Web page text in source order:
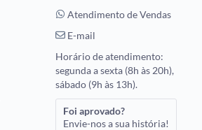
Atendimento de Vendas
E-mail
Horário de atendimento:
segunda a sexta (8h às 20h),
sábado (9h às 13h).
Foi aprovado?
Envie-nos a sua história!